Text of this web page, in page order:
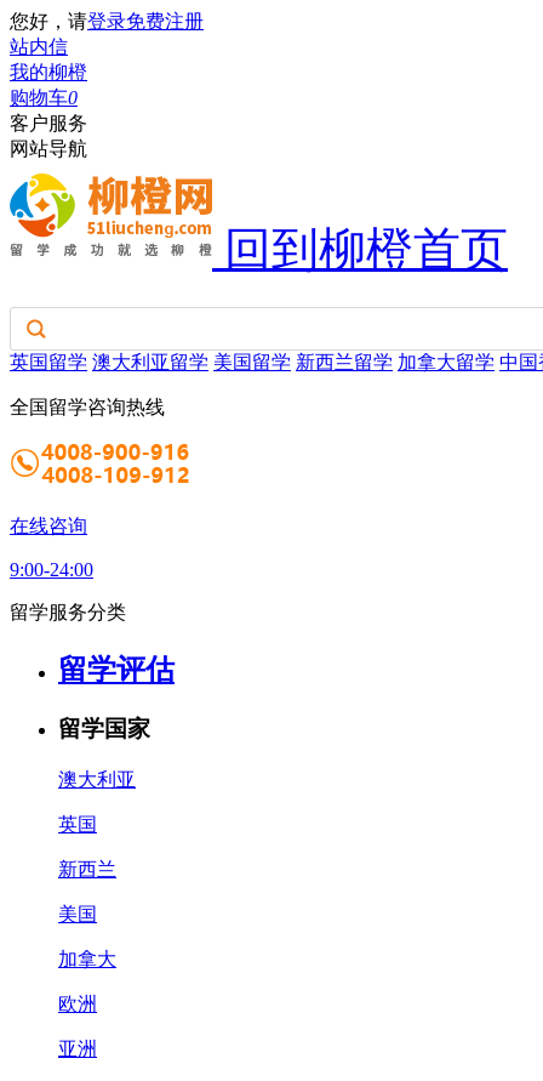
您好，请登录免费注册
站内信
我的柳橙
购物车0
客户服务
网站导航
回到柳橙首页
英国留学 澳大利亚留学 美国留学 新西兰留学 加拿大留学 中国
全国留学咨询热线
在线咨询
9:00-24:00
留学服务分类
留学评估
留学国家
澳大利亚
英国
新西兰
美国
加拿大
欧洲
亚洲